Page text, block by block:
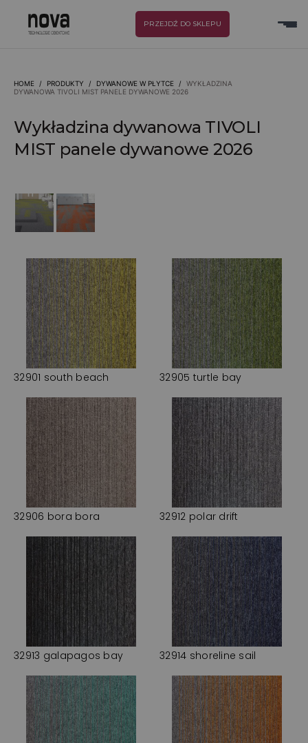
PRZEJDŹ DO SKLEPU
HOME / PRODUKTY / DYWANOWE W PŁYTCE /
WYKŁADZINA
DYWANOWA TIVOLI MIST PANELE DYWANOWE 2026
Wykładzina dywanowa TIVOLI
MIST panele dywanowe 2026
32901 south beach 32905 turtle bay
32906 bora bora 32912 polar drift
32913 galapagos bay 32914 shoreline sail